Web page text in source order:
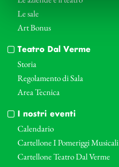
Le sale
Art Bonus
Teatro Dal Verme
Storia
Regolamento di Sala
Area Tecnica
I nostri eventi
Calendario
Cartellone I Pomeriggi Musicali
Cartellone Teatro Dal Verme